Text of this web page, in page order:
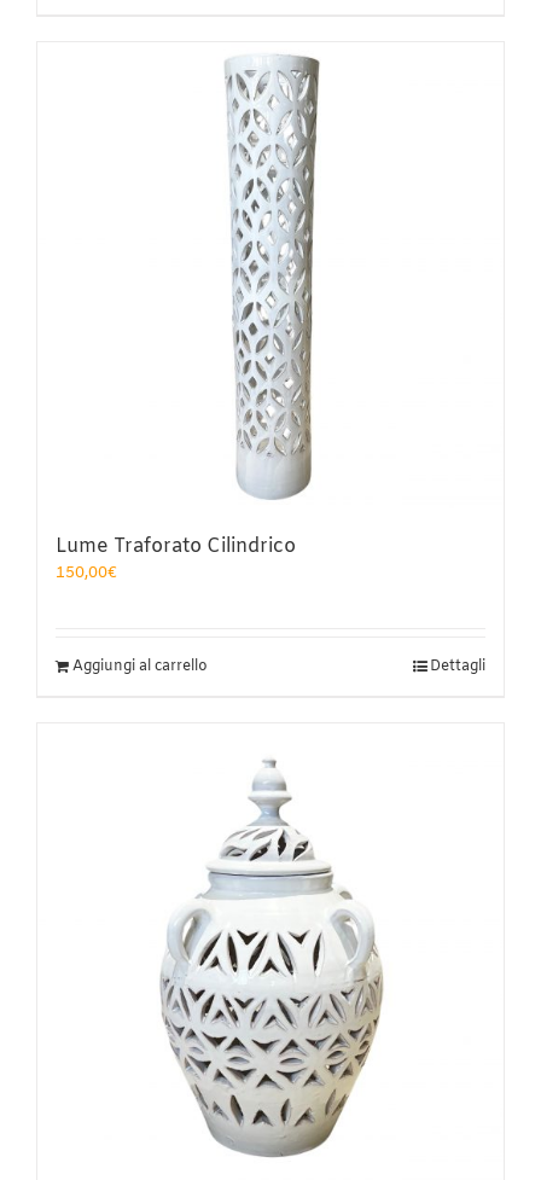
Lume Traforato Cilindrico
150,00€
Aggiungi al carrello Dettagli